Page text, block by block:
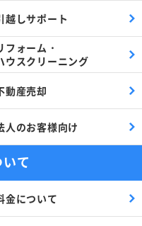
越しサポート
フォーム・
ウスクリーニング
動産売却
人のお客様向け
て
金について